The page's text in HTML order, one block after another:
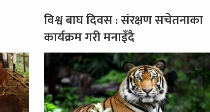
विश्व बाघ दिवस : संरक्षण सचेतनाका
कार्यक्रम गरी मनाइँदै